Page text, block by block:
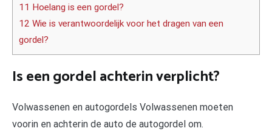
11 Hoelang is een gordel?
12 Wie is verantwoordelijk voor het dragen van een
gordel?
Is een gordel achterin verplicht?
Volwassenen en autogordels Volwassenen moeten
voorin en achterin de auto de autogordel om.